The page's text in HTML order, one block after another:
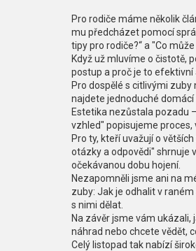
Pro rodiče máme několik
mu předcházet pomocí
tipy pro rodiče?“ a "Co
Když už mluvíme o čistotě,
postup a proč je to
Pro dospělé s citlivými
najdete jednoduché domácí
Estetika nezůstala pozadu
vzhled" popisujeme proces,
Pro ty, kteří uvažují o
otázky a odpovědi" shrnuje
očekávanou dobu hojení.
Nezapomněli jsme ani na
zuby: Jak je odhalit v
s nimi dělat.
Na závěr jsme vám
náhrad nebo chcete vědět,
Celý listopad tak nabízí